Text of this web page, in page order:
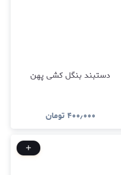
دستبند بنگل کشی پهن
۴۰۰٫۰۰۰ تومان